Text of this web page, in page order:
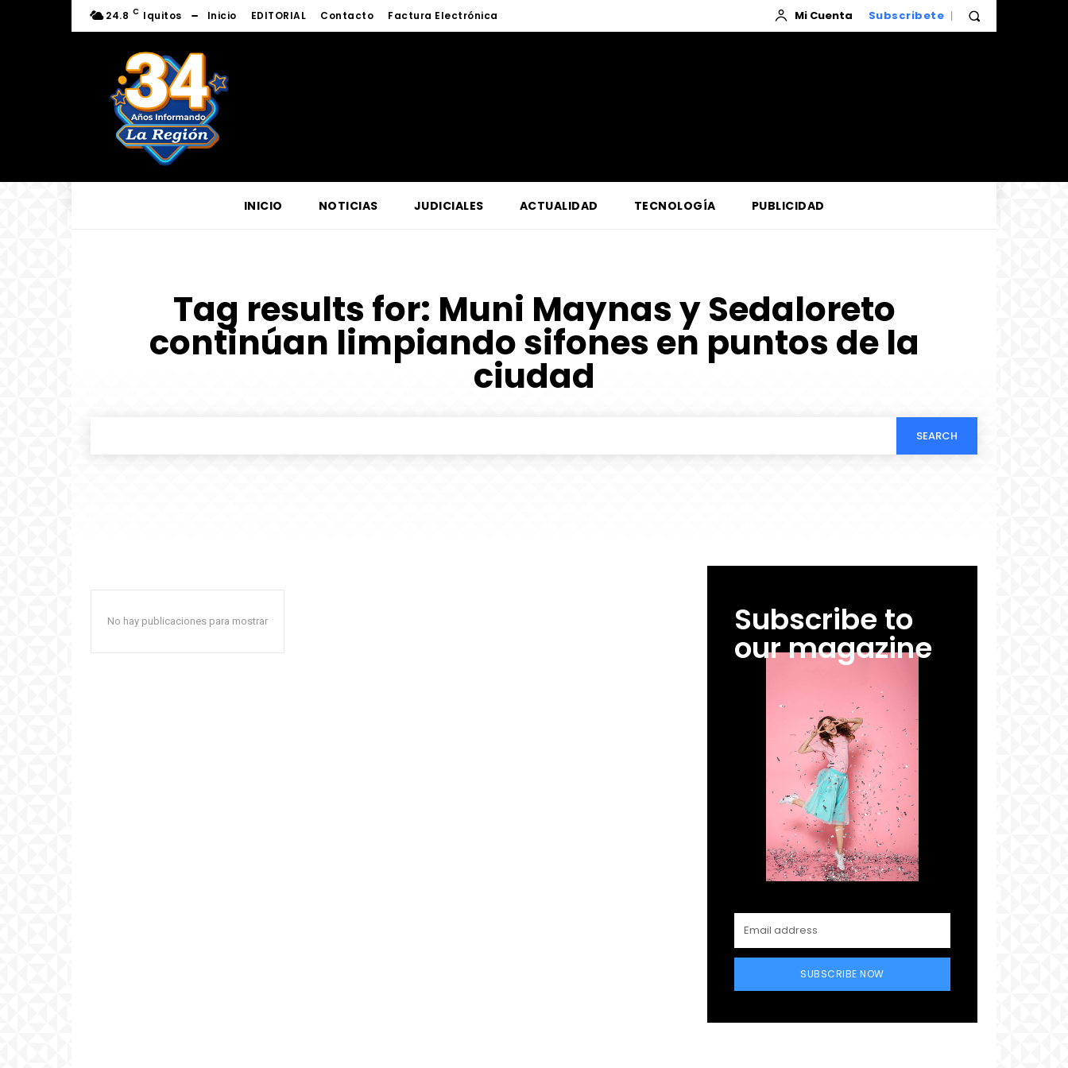
24.8 C Iquitos Inicio EDITORIAL Contacto Factura Electrónica Mi Cuenta Subscribete
INICIO NOTICIAS JUDICIALES ACTUALIDAD TECNOLOGÍA PUBLICIDAD
Tag results for: Muni Maynas y Sedaloreto
continúan limpiando sifones en puntos de la
ciudad
SEARCH
No hay publicaciones para mostrar Subscribe to
our magazine
SUBSCRIBE NOW